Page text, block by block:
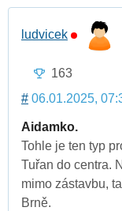
ludvicek
163
# 06.01.2025,
Aidamko.
Tohle je ten typ
Tuřan do centra.
mimo zástavbu,
Brně.